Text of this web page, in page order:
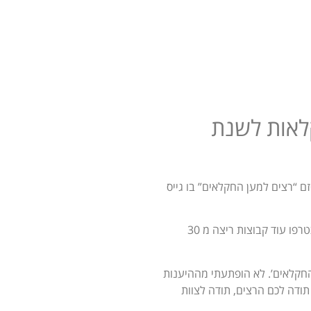
לשנת
“רצים למען החקלאים” בו גייס
עופר יזם מרתונים בינלאומיים, חבר לקבוצת צעירים ישראלים מקליפורניה אליהם הצטרפו עוד קבוצות ריצה מ 30
לא הופתעתי מההיענות
לכם הרצים, תודה לצוות